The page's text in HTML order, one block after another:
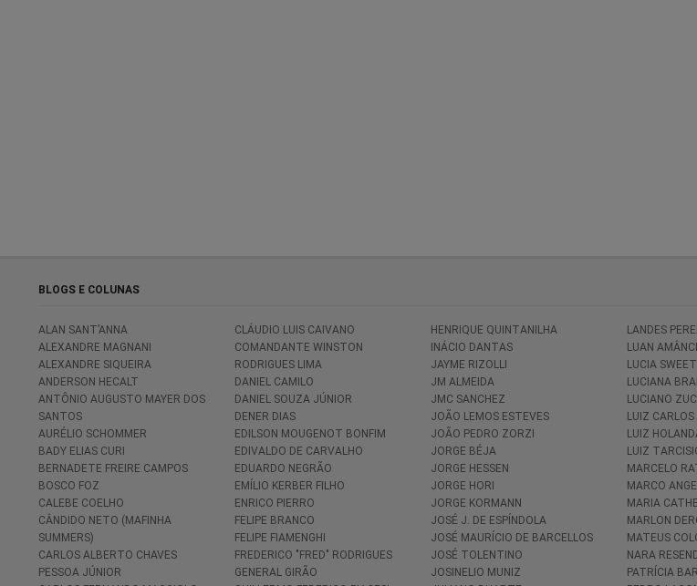
BLOGS E COLUNAS
ALAN SANT’ANNA
ALEXANDRE MAGNANI
ALEXANDRE SIQUEIRA
ANDERSON HECALT
ANTÔNIO AUGUSTO MAYER DOS
SANTOS
AURÉLIO SCHOMMER
BADY ELIAS CURI
BERNADETE FREIRE CAMPOS
BOSCO FOZ
CALEBE COELHO
CÂNDIDO NETO (MAFINHA
SUMMERS)
CARLOS ALBERTO CHAVES
PESSOA JÚNIOR
CLÁUDIO LUIS CAIVANO
COMANDANTE WINSTON
RODRIGUES LIMA
DANIEL CAMILO
DANIEL SOUZA JÚNIOR
DENER DIAS
EDILSON MOUGENOT BONFIM
EDIVALDO DE CARVALHO
EDUARDO NEGRÃO
EMÍLIO KERBER FILHO
ENRICO PIERRO
FELIPE BRANCO
FELIPE FIAMENGHI
FREDERICO "FRED" RODRIGUES
GENERAL GIRÃO
HENRIQUE QUINTANILHA
INÁCIO DANTAS
JAYME RIZOLLI
JM ALMEIDA
JMC SANCHEZ
JOÃO LEMOS ESTEVES
JOÃO PEDRO ZORZI
JORGE BÉJA
JORGE HESSEN
JORGE HORI
JORGE KORMANN
JOSÉ J. DE ESPÍNDOLA
JOSÉ MAURÍCIO DE BARCELLOS
JOSÉ TOLENTINO
JOSINELIO MUNIZ
LANDES
LUAN
LUCIA SWEET
LUCIANA
LUCIANO
LUIZ
LUIZ
LUIZ
MARCELO
MARCO
MARIA
MARLON
MATEUS
NARA
PATRÍCIA